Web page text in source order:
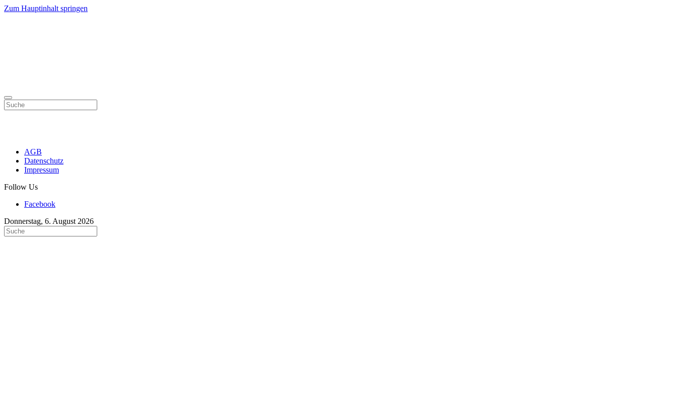
Zum Hauptinhalt springen
AGB
Datenschutz
Impressum
Follow Us
Facebook
Donnerstag, 6. August 2026